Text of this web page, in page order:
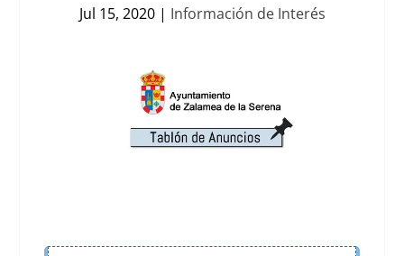
Jul 15, 2020| Información de Interés